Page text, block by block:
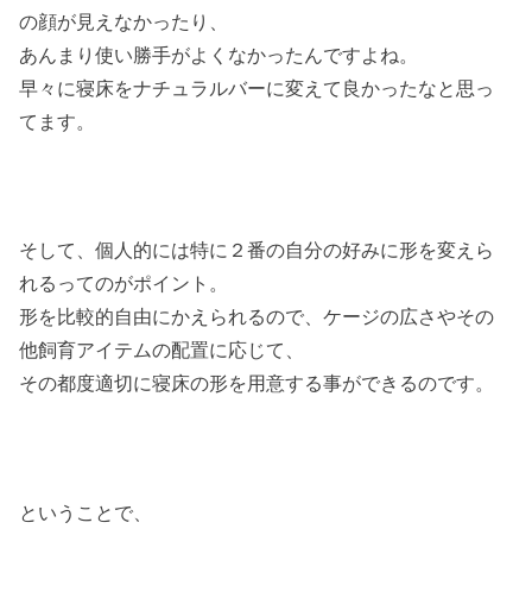
の顔が見えなかったり、
あんまり使い勝手がよくなかったんですよね。
早々に寝床をナチュラルバーに変えて良かったなと思っ
てます。
そして、個人的には特に２番の自分の好みに形を変えら
れるってのがポイント。
形を比較的自由にかえられるので、ケージの広さやその
他飼育アイテムの配置に応じて、
その都度適切に寝床の形を用意する事ができるのです。
ということで、